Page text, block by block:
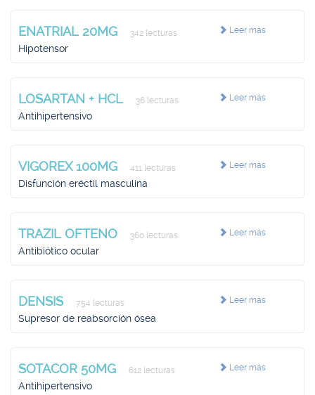
Leer más
ENATRIAL 20MG 342 lecturas
Hipotensor
Leer más
LOSARTAN + HCL 36 lecturas
Antihipertensivo
Leer más
VIGOREX 100MG 411 lecturas
Disfunción eréctil masculina
Leer más
TRAZIL OFTENO 360 lecturas
Antibiótico ocular
Leer más
DENSIS 754 lecturas
Supresor de reabsorción ósea
Leer más
SOTACOR 50MG 612 lecturas
Antihipertensivo